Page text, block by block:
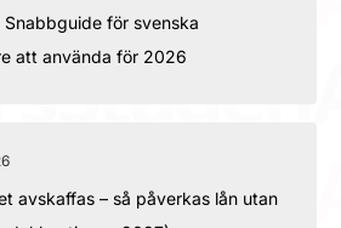
Snabbguide för svenska
att använda för 2026
avskaffas – så påverkas lån utan